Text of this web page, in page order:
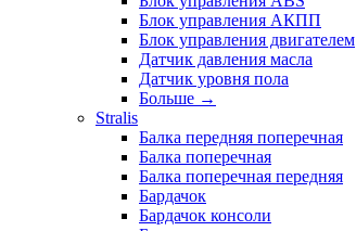
Блок управления АКПП
Блок управления двигателем
Датчик давления масла
Датчик уровня пола
Больше →
Stralis
Балка передняя поперечная
Балка поперечная
Балка поперечная передняя
Бардачок
Бардачок консоли